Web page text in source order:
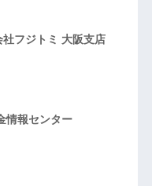
フジトミ 大阪支店
報センター